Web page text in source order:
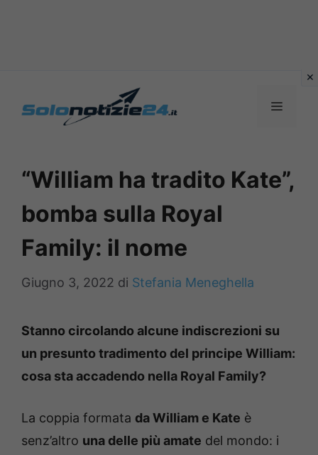
MENU
“William ha tradito Kate”,
bomba sulla Royal
Family: il nome
Giugno 3, 2022 di Stefania Meneghella
Stanno circolando alcune indiscrezioni su
un presunto tradimento del principe William:
cosa sta accadendo nella Royal Family?
La coppia formata da William e Kate è
senz’altro una delle più amate del mondo: i